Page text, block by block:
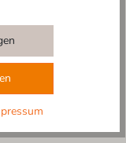
30% Polyester,
30% Polyester, 3%